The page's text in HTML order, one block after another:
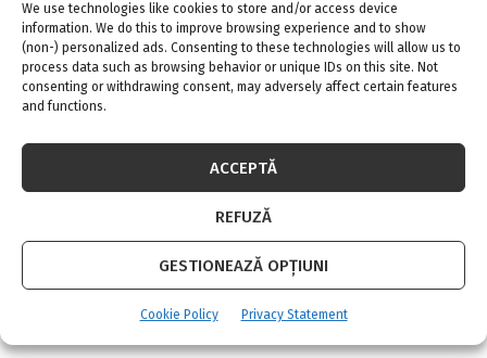
We use technologies like cookies to store and/or access device
information. We do this to improve browsing experience and to show
(non-) personalized ads. Consenting to these technologies will allow us to
process data such as browsing behavior or unique IDs on this site. Not
consenting or withdrawing consent, may adversely affect certain features
and functions.
ACCEPTĂ
REFUZĂ
GESTIONEAZĂ OPȚIUNI
Cookie Policy Privacy Statement
ARTICOLE RECENTE
Confort termic pe timpul verii cu soluțiile de
climatizare de la Casa Instalatorului
7 august 2026 0
Top 5 meserii în domeniul construcțiilor